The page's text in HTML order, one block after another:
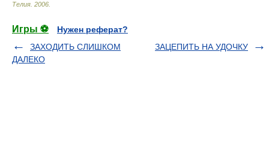
Телия 2006
Игры ⚽
Нужен реферат?
ЗАХОДИТЬ СЛИШКОМ
ДАЛЕКО
ЗАЦЕПИТЬ НА УДОЧКУ